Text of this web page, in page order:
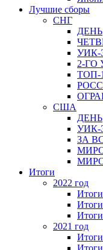
Лучшие сборы
СНГ
ДЕНЬ
2-ГО
ТОП-
США
ДЕНЬ
ЗА
Итоги
2022 год
Итоги
2021 год
Итоги